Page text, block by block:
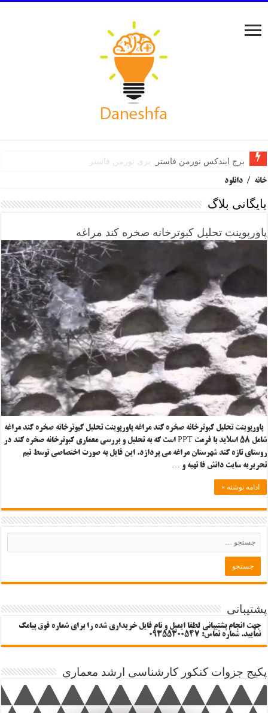
برج ایندکس نورمن فاستر
خانه / دانلود
بایگانی بلاگ
پاورپوینت تحلیل کبوترخانه صخره کند مراغه
پاورپوینت تحلیل کبوترخانه صخره کند مراغه پاورپوینت تحلیل کبوترخانه صخره کند مراغه
شامل ۵۸ اسلاید با فرمت PPT است که به تحلیل و بررسی معماری کبوترخانه صخره کند در
روستای تازه کند شهرستان مراغه می پردازد. این فایل به صورت اختصاصی توسط تیم
تحریریه سایت دانش فا تهیه و …
ادامه نوشته »
پشتیبانی
جهت انجام پشتیبانی لطفا ایمیل و نام فایل خریداری شده را برای شماره فوق پیامک
نمایید. شماره تماس: 09355300547
پکیج جزوات کنکور کارشناسی ارشد معماری